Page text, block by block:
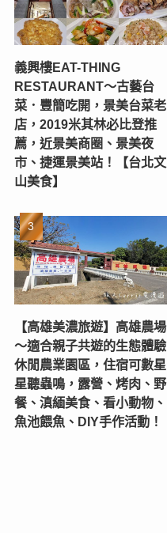
義興樓EAT-THING
RESTAURANT〜古藝台
菜．豐簡吃開，景美台菜老
店，2019米其林必比登推
薦，近景美商圈、景美夜
市、捷運景美站！【台北文
山美食】
【高雄美濃旅遊】高雄農場
〜適合親子共遊的生態體驗
休閒農業園區，住宿可數星
星聽蟲鳴，露營、烤肉、野
餐、滇緬美食、看小動物、
魚池餵魚、DIY手作活動！